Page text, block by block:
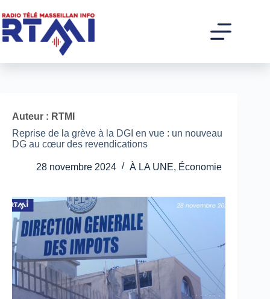
au
contenu
Auteur : RTMI
Reprise de la grève à la DGI en vue : un nouveau
DG au cœur des revendications
28 novembre 2024 À LA UNE, Économie